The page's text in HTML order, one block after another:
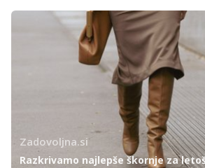
Zadovoljna.si
Razkrivamo najlepše škornje za